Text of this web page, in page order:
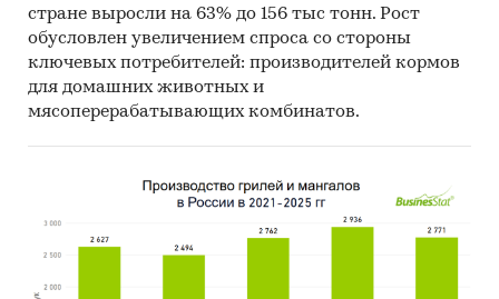
·189 руб. за академический
час, услуги по воспитанию
детей,
· предоставляемые наемным
персоналом –313руб./час,
· дополнительные занятия
для детей дошкольного
возраста –
стране выросли на 63% до 156 тыс тонн. Рост
обусловлен увеличением спроса со стороны
ключевых потребителей: производителей кормов
для домашних животных и
мясоперерабатывающих комбинатов.